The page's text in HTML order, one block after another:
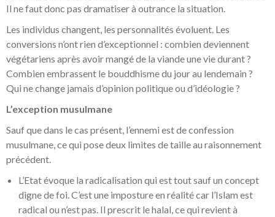
Il ne faut donc pas dramatiser à outrance la situation.
Les individus changent, les personnalités évoluent. Les
conversions n’ont rien d’exceptionnel : combien deviennent
végétariens après avoir mangé de la viande une vie durant ?
Combien embrassent le bouddhisme du jour au lendemain ?
Qui ne change jamais d’opinion politique ou d’idéologie ?
L’exception musulmane
Sauf que dans le cas présent, l’ennemi est de confession
musulmane, ce qui pose deux limites de taille au raisonnement
précédent.
L’Etat évoque la radicalisation qui est tout sauf un concept
digne de foi. C’est une imposture en réalité car l’Islam est
radical ou n’est pas. Il prescrit le halal, ce qui revient à